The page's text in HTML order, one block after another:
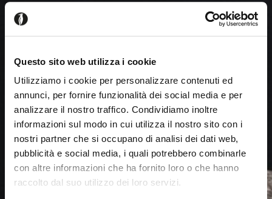
Questo sito web utilizza i cookie
Utilizziamo i cookie per personalizzare contenuti ed
annunci, per fornire funzionalità dei social media e per
analizzare il nostro traffico. Condividiamo inoltre
informazioni sul modo in cui utilizza il nostro sito con i
nostri partner che si occupano di analisi dei dati web,
pubblicità e social media, i quali potrebbero combinarle
con altre informazioni che ha fornito loro o che hanno
raccolto dal suo utilizzo dei loro servizi.